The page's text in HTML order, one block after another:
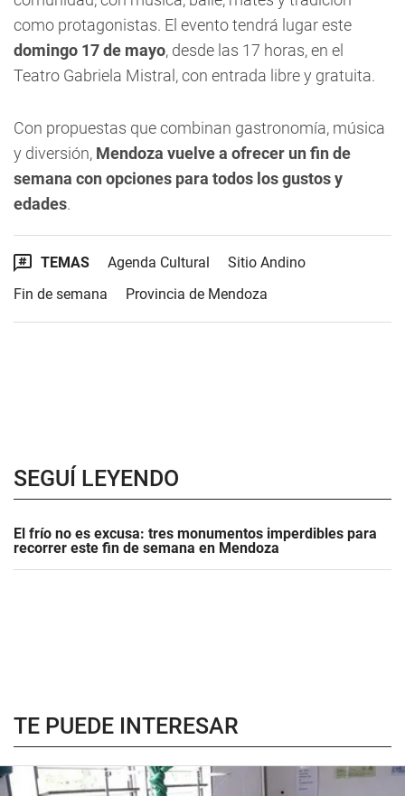
como protagonistas. El evento tendrá lugar este
domingo 17 de mayo, desde las 17 horas, en el
Teatro Gabriela Mistral, con entrada libre y gratuita.
Con propuestas que combinan gastronomía, música
y diversión, Mendoza vuelve a ofrecer un fin de
semana con opciones para todos los gustos y
edades.
TEMAS Agenda Cultural
Sitio Andino
Fin de semana
Provincia de Mendoza
SEGUÍ LEYENDO
El frío no es excusa: tres monumentos imperdibles para
recorrer este fin de semana en Mendoza
TE PUEDE INTERESAR